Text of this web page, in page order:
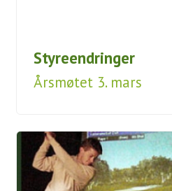
Styreendringer
Årsmøtet 3. mars